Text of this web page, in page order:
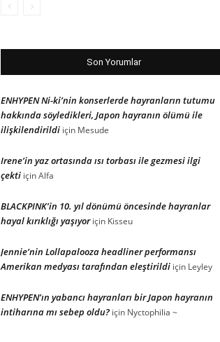
Son Yorumlar
ENHYPEN Ni-ki’nin konserlerde hayranların tutumu
hakkında söyledikleri, Japon hayranın ölümü ile
ilişkilendirildi için Mesude
Irene’in yaz ortasında ısı torbası ile gezmesi ilgi
çekti içinAlfa
BLACKPINK’in 10. yıl dönümü öncesinde hayranlar
hayal kırıklığı yaşıyoriçin Kisseu
Jennie’nin Lollapalooza headliner performansı
Amerikan medyası tarafından eleştirildi için Leyley
ENHYPEN’ın yabancı hayranları bir Japon hayranın
intiharına mı sebep oldu? için Nyctophilia ~